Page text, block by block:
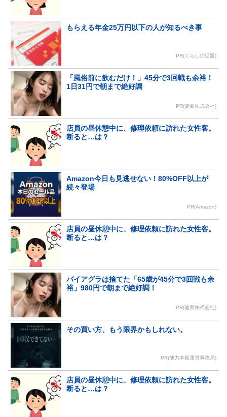
もらえる年金25万円以下の人が知るべき事
PR(くらしの話題)
「風俗前に飲むだけ！」45分で3回戦も余裕！
1日31円で朝まで絶好調
PR(健商株式会社)
店員の昼休憩中に、修理依頼に訪れた女性客。
断ると…は？
Amazon今日も見逃せない！80%OFF以上が
続々登場
PR(Amazon)
店員の昼休憩中に、修理依頼に訪れた女性客。
断ると…は？
バイアグラは捨てた「65歳が45分で3回戦も余
裕」980円で朝まで絶好調！
PR(健商株式会社)
その買い方、もう限界かもしれない。
PR(他力本願運営事務局)
店員の昼休憩中に、修理依頼に訪れた女性客。
断ると…は？